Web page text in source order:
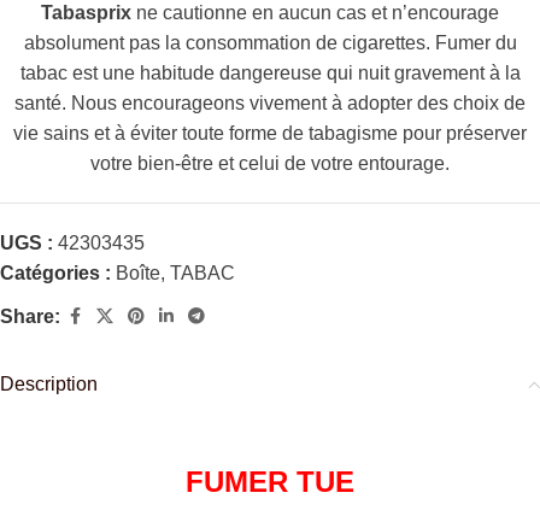
Tabasprix ne cautionne en aucun cas et n’encourage
absolument pas la consommation de cigarettes. Fumer du
tabac est une habitude dangereuse qui nuit gravement à la
santé. Nous encourageons vivement à adopter des choix de
vie sains et à éviter toute forme de tabagisme pour préserver
votre bien-être et celui de votre entourage.
UGS : 42303435
Catégories : Boîte, TABAC
Share:
Description
FUMER TUE